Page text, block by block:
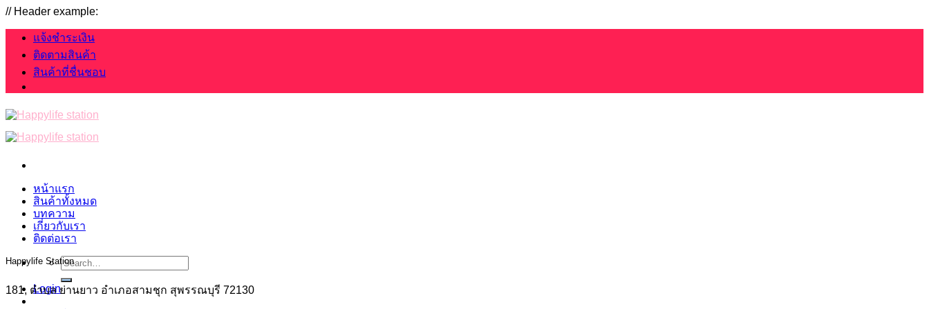
// Header example:
แจ้งชำระเงิน
ติดตามสินค้า
สินค้าที่ชื่นชอบ
หน้าแรก
สินค้าทั้งหมด
บทความ
เกี่ยวกับเรา
ติดต่อเรา
Search
for:
Login
Happylife Station
181, ตำบล ย่านยาว อำเภอสามชุก สุพรรณบุรี 72130